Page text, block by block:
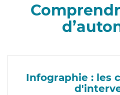
Infographie : les